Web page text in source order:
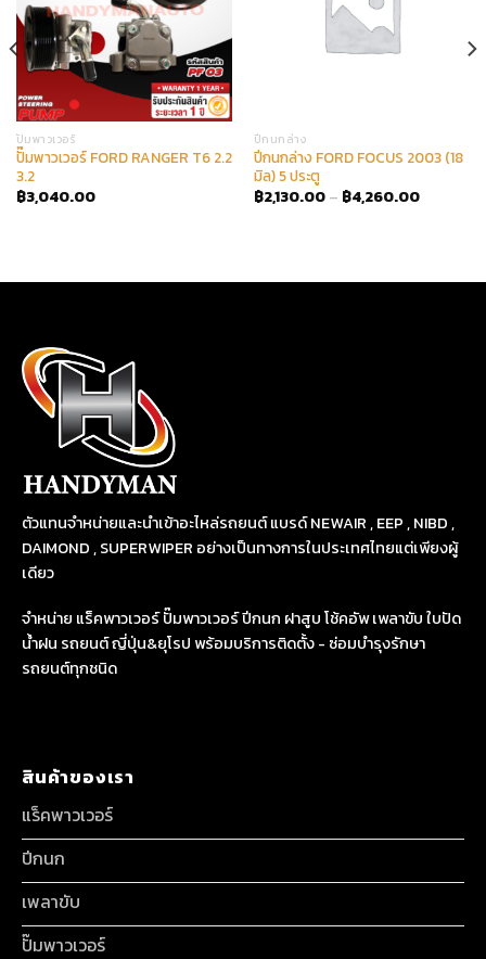
ปั๊มพาวเวอร์
ปั๊มพาวเวอร์ FORD RANGER T6 2.2
3.2
฿3,040.00
ปีกนกล่าง
ปีกนกล่าง FORD FOCUS 2003 (18
มิล) 5 ประตู
฿2,130.00– ฿4,260.00
ตัวแทนจำหน่ายและนำเข้าอะไหล่รถยนต์ แบรด์ NEWAIR , EEP , NIBD ,
DAIMOND , SUPERWIPER อย่างเป็นทางการในประเทศไทยแต่เพียงผู้
เดียว
จำหน่าย แร็คพาวเวอร์ ปั๊มพาวเวอร์ ปีกนก ฝาสูบ โช้คอัพ เพลาขับ ใบปัด
น้ำฝน รถยนต์ ญี่ปุ่น&ยุโรป พร้อมบริการติดตั้ง - ซ่อมบำรุงรักษา
รถยนต์ทุกชนิด
สินค้าของเรา
แร็คพาวเวอร์
ปีกนก
เพลาขับ
ปั๊มพาวเวอร์